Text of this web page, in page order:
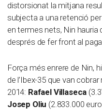
distorsionat la mitjana
subjecta a una retenció per
en termes nets, Nin hauria
després de fer front al
Força més enrere de Nin,
de l’Ibex-35 que van
2014: Rafael Villaseca
Josep Oliu (2.833.000